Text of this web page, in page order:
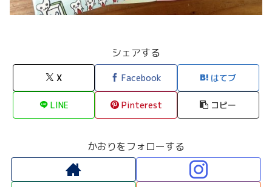
シェアする
X Facebook はてブ
LINE Pinterest コピー
かおりをフォローする